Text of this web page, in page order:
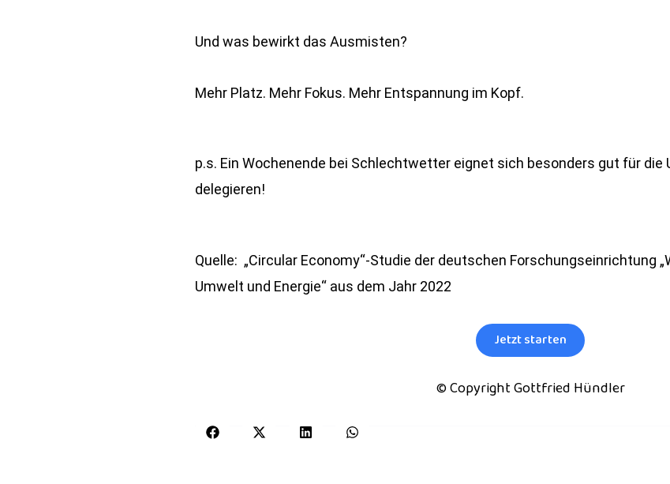
Und was bewirkt das Ausmisten?
Mehr Platz. Mehr Fokus. Mehr Entspannung im Kopf.
p.s. Ein Wochenende bei Schlechtwetter eignet sich besonders gut für die
delegieren!
Quelle: „Circular Economy“-Studie der deutschen Forschungseinrichtung
Umwelt und Energie“ aus dem Jahr 2022
Jetzt starten
© Copyright Gottfried Hündler